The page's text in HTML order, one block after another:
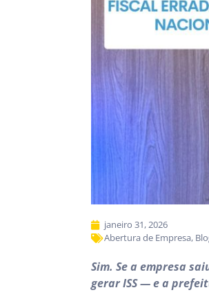
janeiro 31, 2026
Abertura de Empresa,
Sim. Se a empresa
gerar ISS — e a